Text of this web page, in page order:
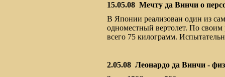
15.05.08 Мечту да Винчи о
В Японии реализован один из
одноместный вертолет. По
всего 75 килограмм.
2.05.08 Леонардо да Винчи -